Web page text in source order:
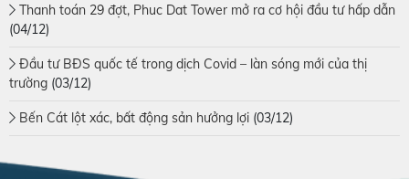
Thanh toán 29 đợt, Phuc Dat Tower mở ra cơ hội đầu tư hấp dẫn
(04/12)
Đầu tư BĐS quốc tế trong dịch Covid – làn sóng mới của thị
trường (03/12)
Bến Cát lột xác, bất động sản hưởng lợi (03/12)